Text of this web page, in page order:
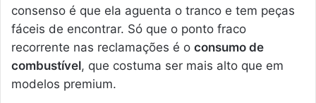
consenso é que ela aguenta o tranco e tem peças
fáceis de encontrar. Só que o ponto fraco
recorrente nas reclamações é o consumo de
combustível, que costuma ser mais alto que em
modelos premium.